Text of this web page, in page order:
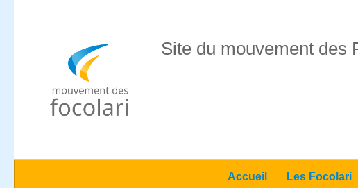
Site du mouvement des
Accueil Les Focolari